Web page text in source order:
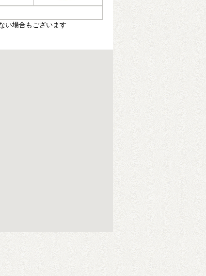
い場合もございます